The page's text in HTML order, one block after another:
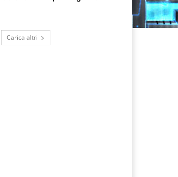
Carica altri